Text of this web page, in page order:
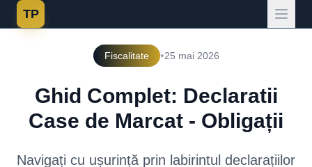
TP
Fiscalitate •25 mai 2026
Ghid Complet: Declaratii
Case de Marcat - Obligații
Navigați cu ușurință prin labirintul declarațiilor